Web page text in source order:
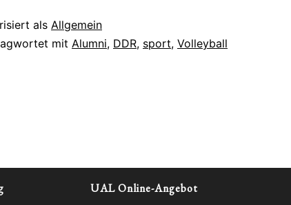
als Allgemein
mit Alumni, DDR, sport, Volleyball
UAL Online-Angebot